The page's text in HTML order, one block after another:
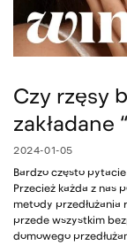
Czy rzęsy
zakładane
2024-01-05
Bardzo często
Przecież każda z nas
metody przedłużania
przede wszystkim
domowego